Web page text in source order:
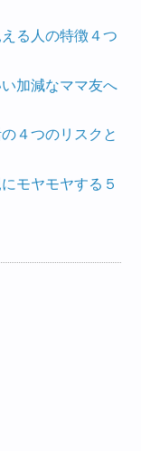
る人の特徴４つ
加減なママ友へ
４つのリスクと
モヤモヤする５